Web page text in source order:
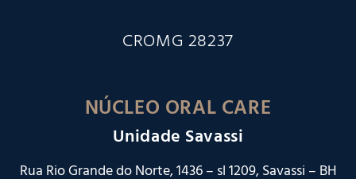
CROMG 28237
NÚCLEO ORAL CARE
Unidade Savassi
Rua Rio Grande do Norte, 1436 – sl 1209, Savassi – BH